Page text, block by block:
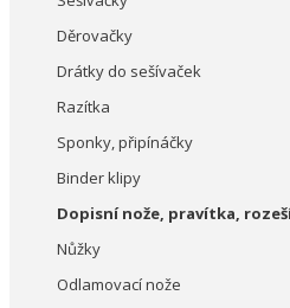
Děrovačky
Drátky do sešívaček
Razítka
Sponky, připínáčky
Binder klipy
Dopisní nože, pravítka,
Nůžky
Odlamovací nože